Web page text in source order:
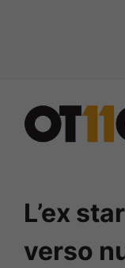
contenuto
L’ex
verso